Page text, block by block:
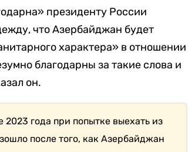
президенту России
что Азербайджан будет
характера» в отношении
благодарны за такие слова и
он.
2023 года при попытке выехать из
после того, как Азербайджан